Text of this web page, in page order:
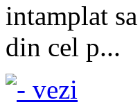
intamplat
din cel p...